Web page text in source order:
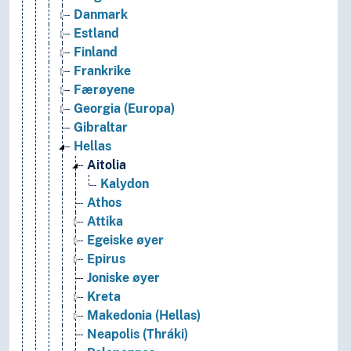
Danmark
Estland
Finland
Frankrike
Færøyene
Georgia (Europa)
Gibraltar
Hellas
Aitolia
Kalydon
Athos
Attika
Egeiske øyer
Epirus
Joniske øyer
Kreta
Makedonia (Hellas)
Neapolis (Thráki)